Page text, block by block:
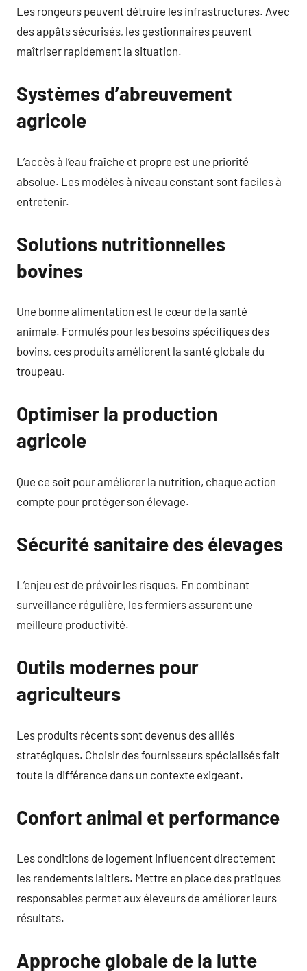
Les rongeurs peuvent détruire les infrastructures. Avec
des appâts sécurisés, les gestionnaires peuvent
maîtriser rapidement la situation.
Systèmes d’abreuvement
agricole
L’accès à l’eau fraîche et propre est une priorité
absolue. Les modèles à niveau constant sont faciles à
entretenir.
Solutions nutritionnelles
bovines
Une bonne alimentation est le cœur de la santé
animale. Formulés pour les besoins spécifiques des
bovins, ces produits améliorent la santé globale du
troupeau.
Optimiser la production
agricole
Que ce soit pour améliorer la nutrition, chaque action
compte pour protéger son élevage.
Sécurité sanitaire des élevages
L’enjeu est de prévoir les risques. En combinant
surveillance régulière, les fermiers assurent une
meilleure productivité.
Outils modernes pour
agriculteurs
Les produits récents sont devenus des alliés
stratégiques. Choisir des fournisseurs spécialisés fait
toute la différence dans un contexte exigeant.
Confort animal et performance
Les conditions de logement influencent directement
les rendements laitiers. Mettre en place des pratiques
responsables permet aux éleveurs de améliorer leurs
résultats.
Approche globale de la lutte